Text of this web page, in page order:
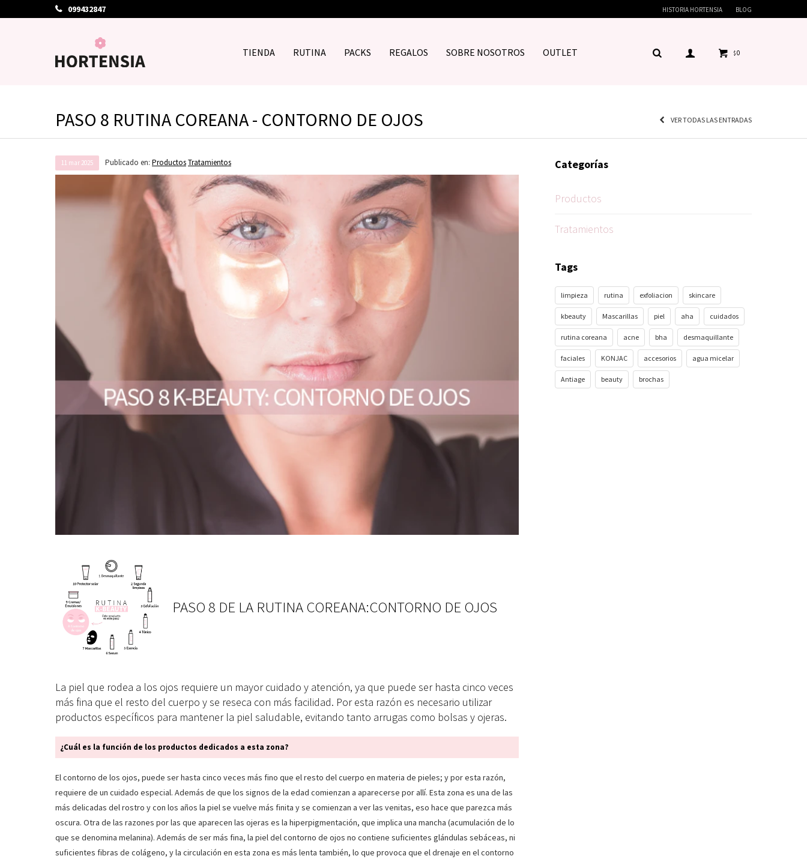
TIENDA RUTINA PACKS REGALOS SOBRE NOSOTROS OUTLET $0
099432847 HISTORIA HORTENSIA BLOG
PASO 8 RUTINA COREANA - CONTORNO DE OJOS VER TODAS LAS ENTRADAS
11 mar 2025 Publicado en: ProductosTratamientos
PASO 8 DE LA RUTINA COREANA:CONTORNO DE OJOS
La piel que rodea a los ojos requiere un mayor cuidado y atención, ya que puede ser hasta cinco veces
más fina que el resto del cuerpo y se reseca con más facilidad. Por esta razón es necesario utilizar
productos específicos para mantener la piel saludable, evitando tanto arrugas como bolsas y ojeras.
¿Cuál es la función de los productos dedicados a esta zona?
El contorno de los ojos, puede ser hasta cinco veces más fino que el resto del cuerpo en materia de pieles; y por esta razón,
requiere de un cuidado especial. Además de que los signos de la edad comienzan a aparecerse por allí. Esta zona es una de las
más delicadas del rostro y con los años la piel se vuelve más finita y se comienzan a ver las venitas, eso hace que parezca más
oscura. Otra de las razones por las que aparecen las ojeras es la hiperpigmentación, que implica una mancha (acumulación de lo
que se denomina melanina). Además de ser más fina, la piel del contorno de ojos no contiene suficientes glándulas sebáceas, ni
suficientes fibras de colágeno, y la circulación en esta zona es más lenta también, lo que provoca que el drenaje en el contorno
Categorías
Productos
Tratamientos
Tags
limpieza rutina exfoliacion skincare
kbeauty Mascarillas piel aha cuidados
rutina coreana acne bha desmaquillante
faciales KONJAC accesorios agua micelar
Antiage beauty brochas